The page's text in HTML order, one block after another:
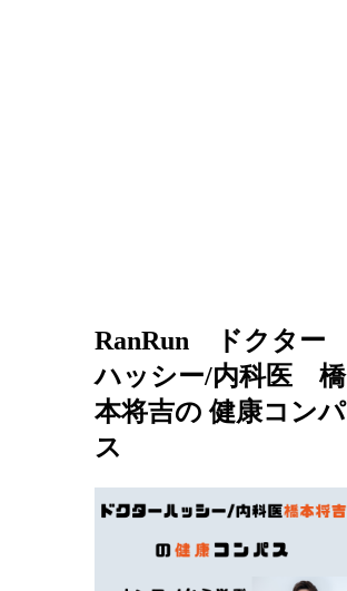
RanRun ドクター
ハッシー/内科医 橋
本将吉の 健康コンパ
ス